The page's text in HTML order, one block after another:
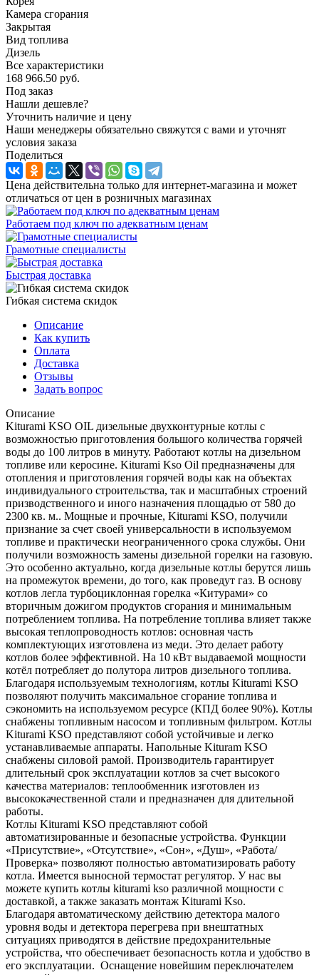
Камера сгорания
Закрытая
Вид топлива
Дизель
Все характеристики
168 966.50 руб.
Под заказ
Нашли дешевле?
Уточнить наличие и цену
Наши менеджеры обязательно свяжутся с вами и уточнят
условия заказа
Поделиться
Цена действительна только для интернет-магазина и может
отличаться от цен в розничных магазинах
Работаем под ключ по адекватным ценам
Грамотные специалисты
Быстрая доставка
Гибкая система скидок
Описание
Как купить
Оплата
Доставка
Отзывы
Задать вопрос
Описание
Kiturami KSO OIL дизельные двухконтурные котлы с
возможностью приготовления большого количества горячей
воды до 100 литров в минуту. Работают котлы на дизельном
топливе или керосине. Kiturami Kso Oil предназначены для
отопления и приготовления горячей воды как на объектах
индивидуального строительства, так и масштабных строений
призводственного и иного назначения площадью от 580 до
2300 кв. м.. Мощные и прочные, Kiturami KSO, получили
признание за счет своей универсальности в используемом
топливе и практически неограниченного срока службы. Они
получили возможность замены дизельной горелки на газовую.
Это особенно актуально, когда дизельные котлы берутся лишь
на промежуток времени, до того, как проведут газ. В основу
котлов легла турбоциклонная горелка «Китурами» со
вторичным дожигом продуктов сгорания и минимальным
потреблением топлива. На потребление топлива влияет также
высокая теплопроводность котлов: основная часть
комплектующих изготовлена из меди. Это делает работу
котлов более эффективной. На 10 кВт выдаваемой мощности
котёл потребляет до полутора литров дизельного топлива.
Благодаря используемым технологиям, котлы Kiturami KSO
позволяют получить максимальное сгорание топлива и
сэкономить на используемом ресурсе (КПД более 90%). Котлы
снабжены топливным насосом и топливным фильтром. Котлы
Kiturami KSO представляют собой устойчивые и легко
устанавливаемые аппараты. Напольные Kituram KSO
снабжены силовой рамой. Производитель гарантирует
длительный срок эксплуатации котлов за счет высокого
качества материалов: теплообменник изготовлен из
высококачественной стали и предназначен для длительной
работы.
Котлы Kiturami KSO представляют собой
автоматизированные и безопасные устройства. Функции
«Присутствие», «Отсутствие», «Сон», «Душ», «Работа/
Проверка» позволяют полностью автоматизировать работу
котла. Имеется выносной термостат регулятор. У нас вы
можете купить котлы kiturami kso различной мощности с
доставкой, а также заказать монтаж Kiturami Kso.
Благодаря автоматическому действию детектора малого
уровня воды и детектора перегрева при внештатных
ситуациях приводятся в действие предохранительные
устройства, что обеспечивает безопасность котла и удобство в
его эксплуатации. Оснащение новейшим переключателем